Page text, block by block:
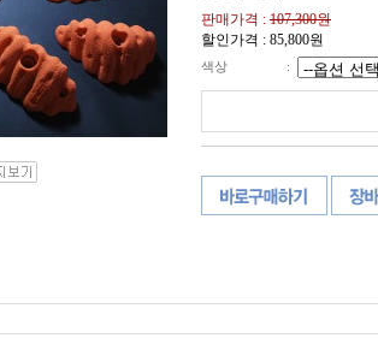
판매가격 : 107,300원
할인가격 : 85,800원
색상 :